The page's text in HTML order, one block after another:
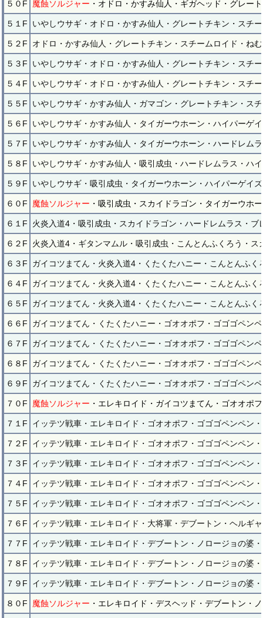
５０F 魔蝕ソルジャー ・オドロ・かすみ仙人・ギガヘッド・グレー
５１F いやしウサギ・オドロ・かすみ仙人・グレートチキン・スチ
５２F オドロ・かすみ仙人・グレートチキン・スチームロイド・ね
５３F いやしウサギ・オドロ・かすみ仙人・グレートチキン・スチ
５４F いやしウサギ・オドロ・かすみ仙人・グレートチキン・スチ
５５F いやしウサギ・かすみ仙人・ガマゴン・グレートチキン・ス
５６F いやしウサギ・かすみ仙人・タイガーウホーン・ハイパーゲ
５７F いやしウサギ・かすみ仙人・タイガーウホーン・ハードレム
５８F いやしウサギ・かすみ仙人・吸引成虫・ハードレムラス・ハ
５９F いやしウサギ・吸引成虫・タイガーウホーン・ハイパーゲイ
６０F 魔蝕ソルジャー ・吸引成虫・スカイドラゴン・タイガーウホ
６１F 火炎入道4・吸引成虫・スカイドラゴン・ハードレムラス・ブ
６２F 火炎入道4・ギタンマムル・吸引成虫・こんとんふくろう・
６３F ガイコツまてん・火炎入道4・くたくたハニー・こんとんふ
６４F ガイコツまてん・火炎入道4・くたくたハニー・こんとんふ
６５F ガイコツまてん・火炎入道4・くたくたハニー・こんとんふ
６６F ガイコツまてん・くたくたハニー・ゴオオポフ・ゴゴゴペン
６７F ガイコツまてん・くたくたハニー・ゴオオポフ・ゴゴゴペン
６８F ガイコツまてん・くたくたハニー・ゴオオポフ・ゴゴゴペン
６９F ガイコツまてん・くたくたハニー・ゴオオポフ・ゴゴゴペン
７０F 魔蝕ソルジャー ・エレキロイド・ガイコツまてん・ゴオオポ
７１F イッテツ戦車・エレキロイド・ゴオオポフ・ゴゴゴペンペン
７２F イッテツ戦車・エレキロイド・ゴオオポフ・ゴゴゴペンペン
７３F イッテツ戦車・エレキロイド・ゴオオポフ・ゴゴゴペンペン
７４F イッテツ戦車・エレキロイド・ゴオオポフ・ゴゴゴペンペン
７５F イッテツ戦車・エレキロイド・ゴオオポフ・ゴゴゴペンペン
７６F イッテツ戦車・エレキロイド・大将軍・デブートン・ヘルギ
７７F イッテツ戦車・エレキロイド・デブートン・ノロージョの婆
７８F イッテツ戦車・エレキロイド・デブートン・ノロージョの婆
７９F イッテツ戦車・エレキロイド・デブートン・ノロージョの婆
８０F 魔蝕ソルジャー ・エレキロイド・デスヘッド・デブートン・